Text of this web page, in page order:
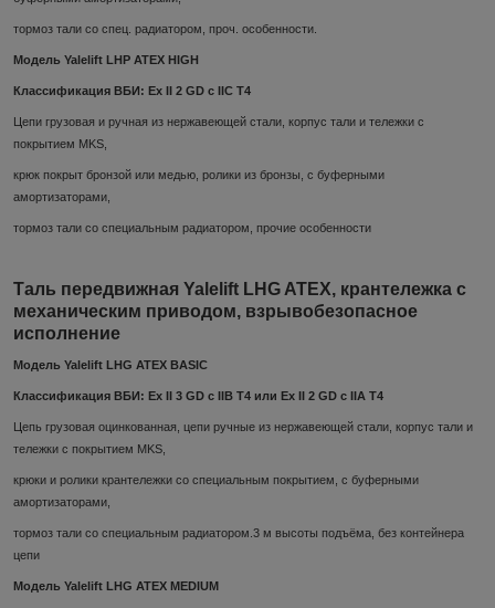
тормоз тали со спец. радиатором, проч. особенности.
Модель Yalelift LHP ATEX HIGH
Классификация ВБИ: Ex II 2 GD c IIC T4
Цепи грузовая и ручная из нержавеющей стали, корпус тали и тележки с
покрытием MKS,
крюк покрыт бронзой или медью, ролики из бронзы, с буферными
амортизаторами,
тормоз тали со специальным радиатором, прочие особенности
Таль передвижная Yalelift LHG ATEX, крантележка с
механическим приводом, взрывобезопасное
исполнение
Модель Yalelift LHG ATEX BASIC
Классификация ВБИ: Ex II 3 GD c IIB T4 или Ex II 2 GD c IIA T4
Цепь грузовая оцинкованная, цепи ручные из нержавеющей стали, корпус тали и
тележки с покрытием MKS,
крюки и ролики крантележки со специальным покрытием, с буферными
амортизаторами,
тормоз тали со специальным радиатором.3 м высоты подъёма, без контейнера
цепи
Модель Yalelift LHG ATEX MEDIUM